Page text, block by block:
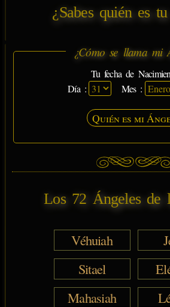
¿Sabes quién es
¿Cómo se llama mi
Tu fecha de
Día :
Mes :
Quién es mi
Los 72 Ángeles de
Véhuiah
Sitael
Mahasiah